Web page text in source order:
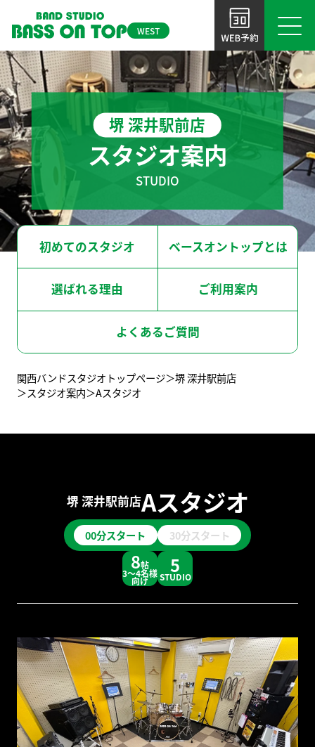
WEST
大 阪
BOT-OSAKA-UMEDA
大阪梅田店
BOT-TENNOJI
天王寺店
BOT-AMIRICA MURA
アメ村店
BOT-NAMBA
なんば店
BOT-SHINSABASHI-EAST
東心斎橋店
京橋店 堺-深井駅前店
兵 庫
神戸三宮店 尼崎店
西宮甲東園店
東京バンドスタジオはこちら
初めてのスタジオ
ベースオントップとは
選ばれる理由
ご利用案内
よくあるご質問
NEWS＆TOPICS
お問い合わせ
ライブハウス
堺 深井駅前店
スタジオ案内
STUDIO
初めてのスタジオ ベースオントップとは
選ばれる理由 ご利用案内
よくあるご質問
関西バンドスタジオトップページ
堺 深井駅前店
スタジオ案内
Aスタジオ
堺 深井駅前店Aスタジオ
00分スタート 30分スタート
8帖
3～4名様
向け
5
STUDIO